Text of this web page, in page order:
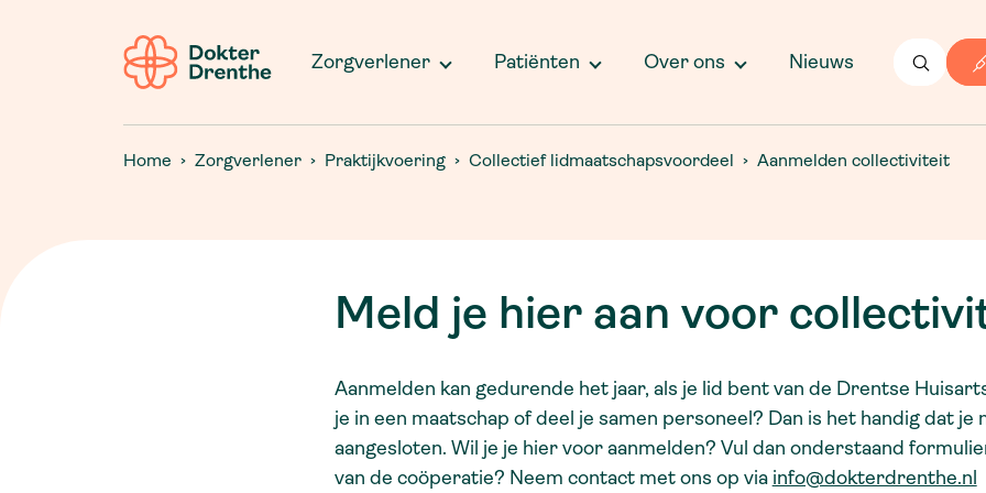
Zorgverlener
Samenwerking verbeteren
Praktijkopvolging
Collectief lidmaatschapsvoordeel
Palliatieve zorg en ACP
Leefstijl
Scholingsaanbod
Patiënten
Locaties
Hoe werkt spoedzorg?
Medische gegevens
Compliment of klacht?
Over ons
Over ons
Wat we doen
Wie we zijn
Werken op de huisartsenspoedpost
Werken in de huisartsenpraktijk
Nieuws
Home Zorgverlener Praktijkvoering Collectief lidmaatschapsvoordeel Aanmelden collectiviteit
Meld je hier aan voor
Aanmelden kan gedurende het jaar, als je lid bent van de Drentse
je in een maatschap of deel je samen personeel? Dan is het handig dat je
aangesloten. Wil je je hier voor aanmelden? Vul dan onderstaand
van de coöperatie? Neem contact met ons op via info@dokterdrenthe.nl